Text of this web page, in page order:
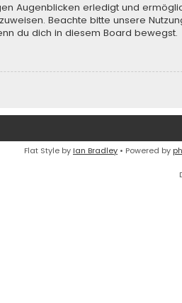
Augenblicken erledigt und
Beachte bitte unsere
du dich in diesem Board bewegst.
Flat Style by Ian Bradley • Powered by